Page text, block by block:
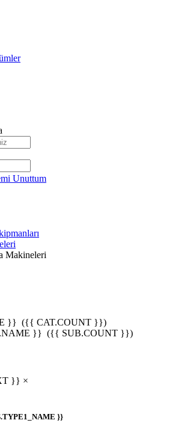
Unuttum
Makineleri
}} ({{ CAT.COUNT }})
}} ({{ SUB.COUNT }})
}} ×
}}